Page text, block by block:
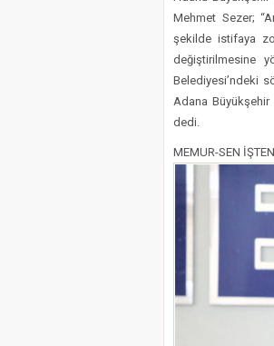
Mehmet Sezer;
şekilde istifaya
değiştirilmesine
Belediyesi’ndeki
Adana Büyükşehir
dedi.
MEMUR-SEN